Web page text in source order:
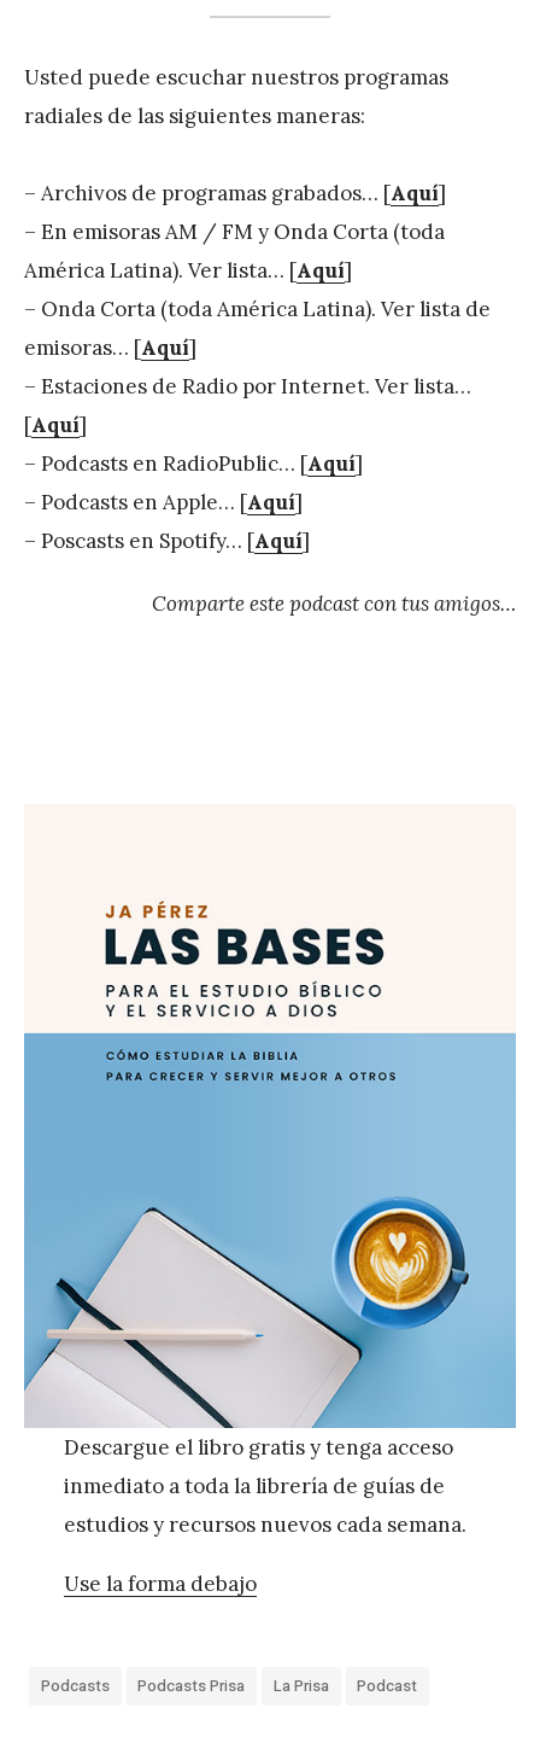
Usted puede escuchar nuestros programas
radiales de las siguientes maneras:
– Archivos de programas grabados… [Aquí]
– En emisoras AM / FM y Onda Corta (toda
América Latina). Ver lista… [Aquí]
– Onda Corta (toda América Latina). Ver lista de
emisoras… [Aquí]
– Estaciones de Radio por Internet. Ver lista…
[Aquí]
– Podcasts en RadioPublic… [Aquí]
– Podcasts en Apple… [Aquí]
– Poscasts en Spotify… [Aquí]
Comparte este podcast con tus amigos…
Descargue el libro gratis y tenga acceso
inmediato a toda la librería de guías de
estudios y recursos nuevos cada semana.
Use la forma debajo
Podcasts Podcasts Prisa La Prisa Podcast